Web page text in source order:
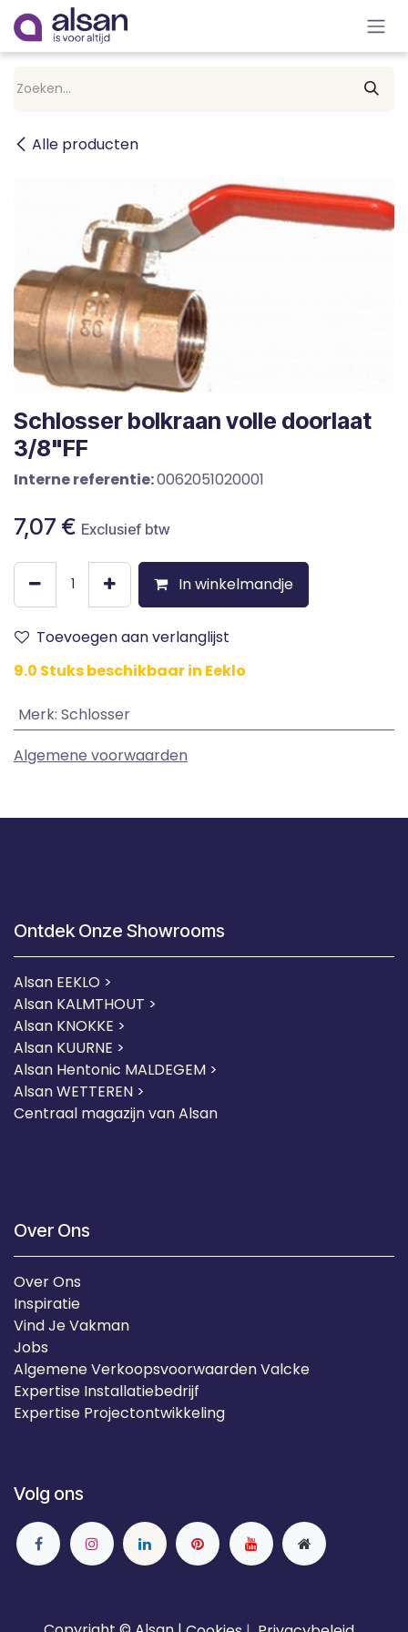
Overslaan naar inhoud
Alle producten
Schlosser bolkraan volle doorlaat
3/8"FF
Interne referentie:0062051020001
7,07 € Exclusief btw
In winkelmandje
Toevoegen aan verlanglijst
9.0 Stuks beschikbaar in Eeklo
Merk: Schlosser
Algemene voorwaarden
Ontdek Onze Showrooms
Alsan EEKLO >
Alsan KALMTHOUT >
Alsan KNOKKE >
Alsan KUURNE >
Alsan Hentonic MALDEGEM >
Alsan WETTEREN >
Centraal magazijn van Alsan
Over Ons
Over Ons
Inspiratie
Vind Je Vakman
Jobs
Algemene Verkoopsvoorwaarden Valcke
Expertise Installatiebedrijf
Expertise Projectontwikkeling
Volg ons